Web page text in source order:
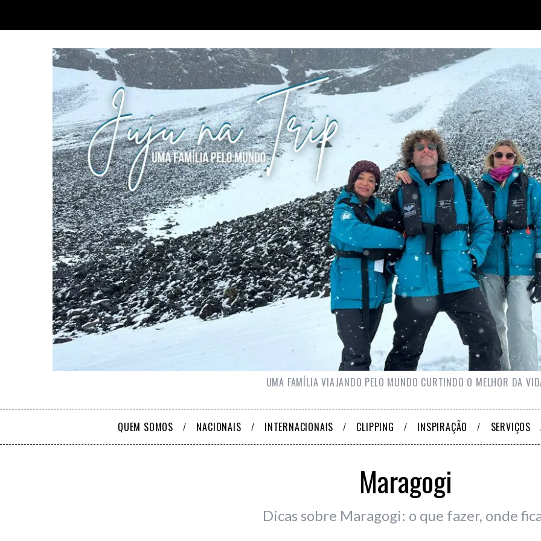
UMA FAMÍLIA VIAJANDO PELO MUNDO CURTINDO O MELHOR DA
QUEM SOMOS NACIONAIS INTERNACIONAIS CLIPPING INSPIRAÇÃO SERVIÇOS
Maragogi
Dicas sobre Maragogi: o que fazer, onde